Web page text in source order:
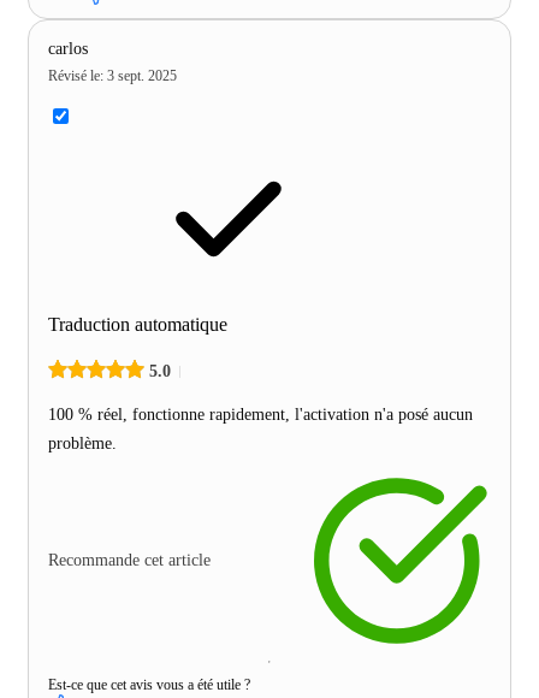
carlos
Révisé le: 3 sept. 2025
Traduction automatique
5.0
100 % réel, fonctionne rapidement, l'activation n'a posé aucun
problème.
Recommande cet article
Est-ce que cet avis vous a été utile ?